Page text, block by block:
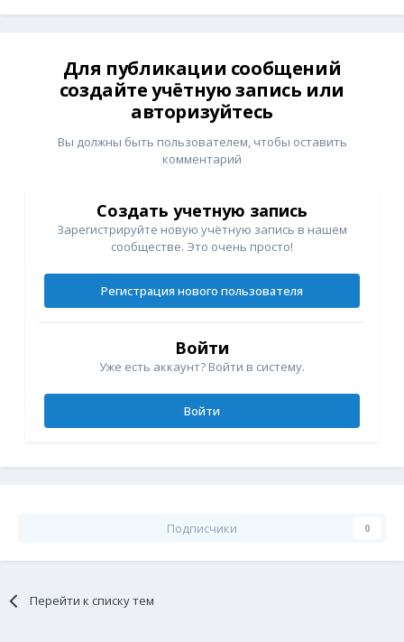
Для публикации сообщений
создайте учётную запись или
авторизуйтесь
Вы должны быть пользователем, чтобы оставить
комментарий
Создать учетную запись
Зарегистрируйте новую учётную запись в нашем
сообществе. Это очень просто!
Регистрация нового пользователя
Войти
Уже есть аккаунт? Войти в систему.
Войти
Подписчики 0
Перейти к списку тем